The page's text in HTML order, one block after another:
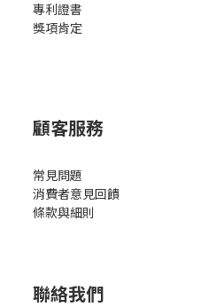
專利證書
獎項肯定
顧客服務
常見問題
消費者意見回饋
條款與細則
聯絡我們